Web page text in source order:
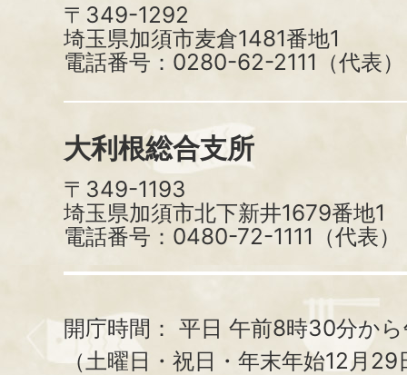
〒349-1292
埼玉県加須市麦倉1481番地1
電話番号：0280-62-2111（代表）
大利根総合支所
〒349-1193
埼玉県加須市北下新井1679番地1
電話番号：0480-72-1111（代表）
開庁時間： 平日 午前8時30分か
（土曜日・祝日・年末年始12月